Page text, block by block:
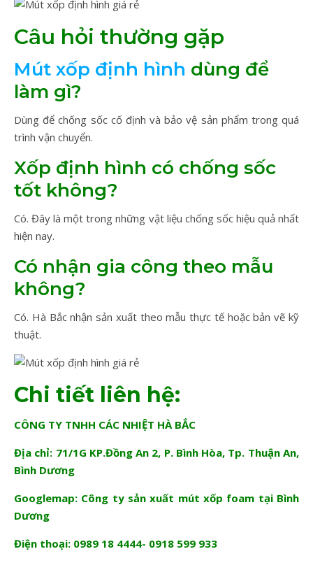
Câu hỏi thường gặp
Mút xốp định hình dùng để
làm gì?
Dùng để chống sốc cố định và bảo vệ sản phẩm trong quá
trình vận chuyển.
Xốp định hình có chống sốc
tốt không?
Có. Đây là một trong những vật liệu chống sốc hiệu quả nhất
hiện nay.
Có nhận gia công theo mẫu
không?
Có. Hà Bắc nhận sản xuất theo mẫu thực tế hoặc bản vẽ kỹ
thuật.
Chi tiết liên hệ:
CÔNG TY TNHH CÁC NHIỆT HÀ BẮC
Địa chỉ: 71/1G KP.Đồng An 2, P. Bình Hòa, Tp. Thuận An,
Bình Dương
Googlemap: Công ty sản xuất mút xốp foam tại Bình
Dương
Điện thoại: 0989 18 4444- 0918 599 933